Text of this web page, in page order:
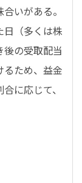
いがある。
日（多くは株
の受取配当
るため、益金
に応じて、